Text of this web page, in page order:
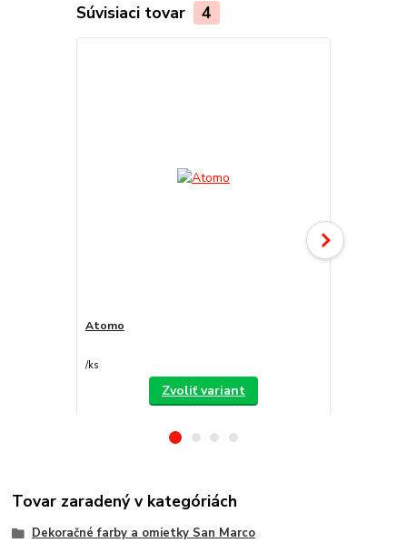
Súvisiaci tovar 4
Atomo
/ks
Zvoliť variant
Tovar zaradený v kategóriách
Dekoračné farby a omietky San Marco